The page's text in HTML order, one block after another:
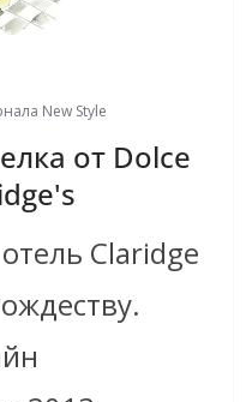
New Style
от Dolce
Claridge